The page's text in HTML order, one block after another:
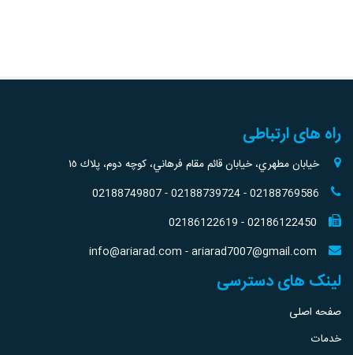
راه های ارتباطی
خيابان مطهري، خيابان قائم مقام فرهاني، كوچه دوم، پلاك ١٥
02188769586
-
02188739724
-
02188749807
02186122450
-
02186122619
ariarad7007@gmail.com
-
info@ariarad.com
لینک های دسترسی
صفحه اصلی
خدمات